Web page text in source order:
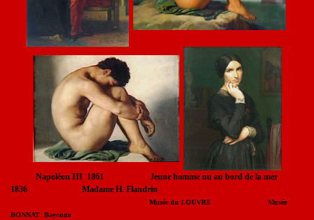
Napoléon III 1861 Jeune homme nu au bord de la mer
1836 Madame H. Flandrin
Musée du LOUVRE Musée
BONNAT Bayonne